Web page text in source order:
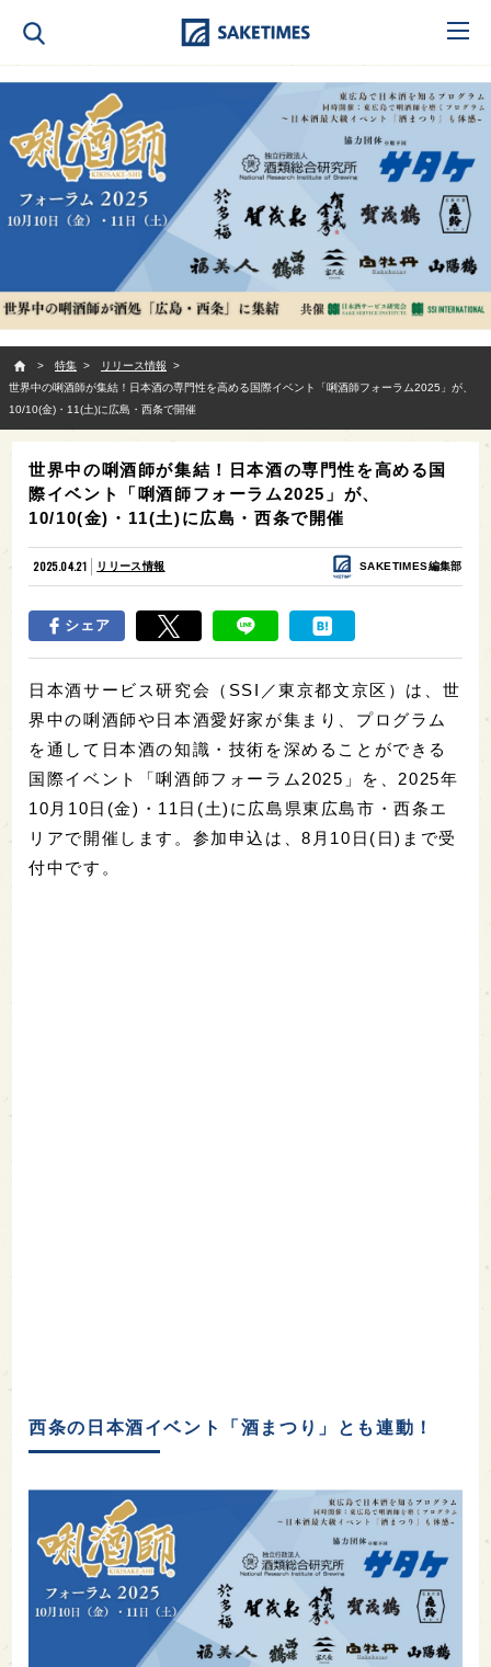
特集
リリース情報
世界中の唎酒師が集結！日本酒の専門性を高める国際イベント「唎酒師フォーラム2025」が、
10/10(金)・11(土)に広島・西条で開催
世界中の唎酒師が集結！日本酒の専門性を高める国
際イベント「唎酒師フォーラム2025」が、
10/10(金)・11(土)に広島・西条で開催
2025.04.21 リリース情報 SAKETIMES編集部
シェア
日本酒サービス研究会（SSI／東京都文京区）は、世
界中の唎酒師や日本酒愛好家が集まり、プログラム
を通して日本酒の知識・技術を深めることができる
国際イベント「唎酒師フォーラム2025」を、2025年
10月10日(金)・11日(土)に広島県東広島市・西条エ
リアで開催します。参加申込は、8月10日(日)まで受
付中です。
西条の日本酒イベント「酒まつり」とも連動！